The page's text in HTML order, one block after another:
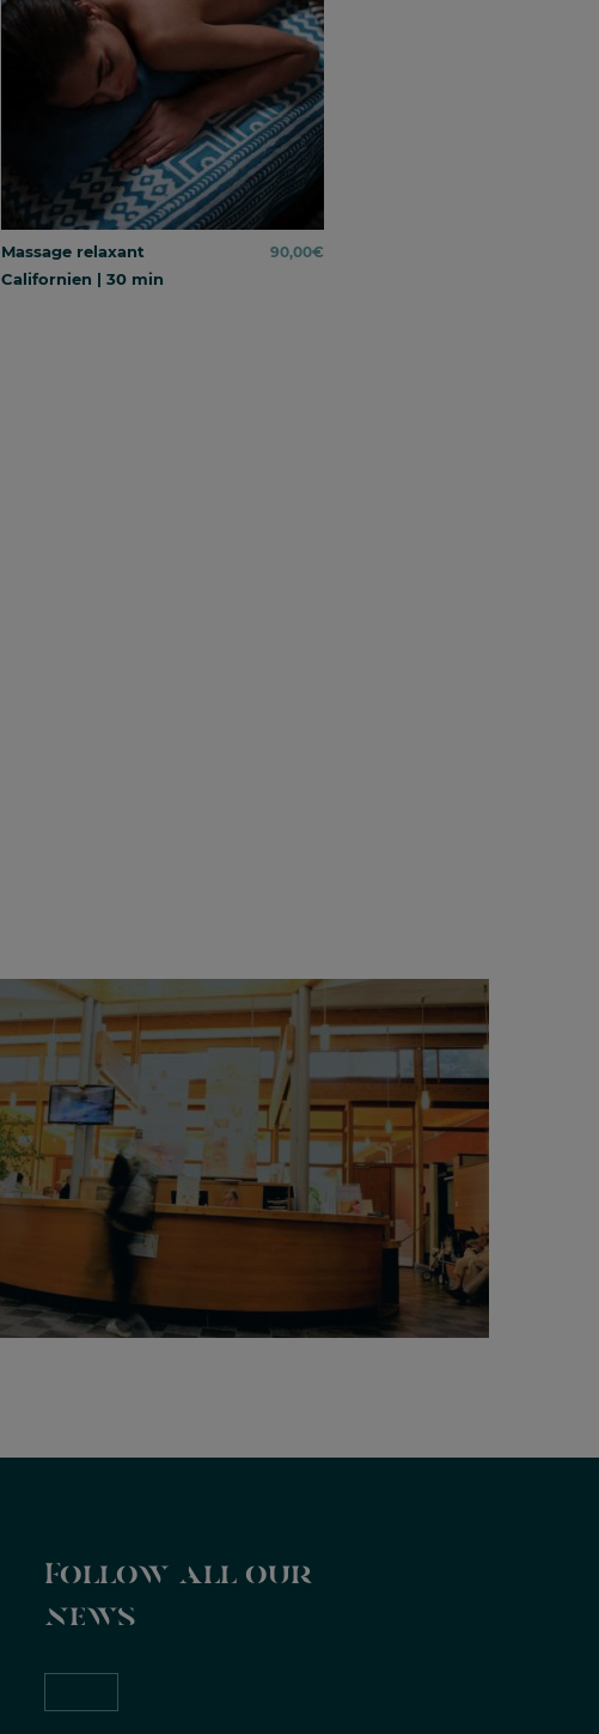
Massage relaxant
Californien | 30 min
90,00€
Follow all our
news